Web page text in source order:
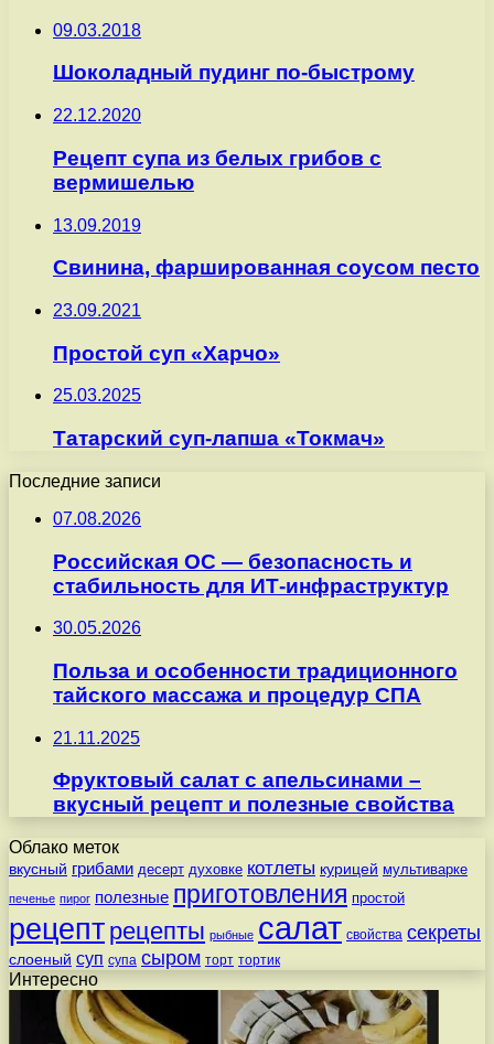
09.03.2018
Шоколадный пудинг по-быстрому
22.12.2020
Рецепт супа из белых грибов с
вермишелью
13.09.2019
Свинина, фаршированная соусом песто
23.09.2021
Простой суп «Харчо»
25.03.2025
Татарский суп-лапша «Токмач»
Последние записи
07.08.2026
Российская ОС — безопасность и
стабильность для ИТ-инфраструктур
30.05.2026
Польза и особенности традиционного
тайского массажа и процедур СПА
21.11.2025
Фруктовый салат с апельсинами –
вкусный рецепт и полезные свойства
Облако меток
вкусный грибами десерт духовке котлеты курицей мультиварке
печенье пирог полезные приготовления простой
рецепт рецепты рыбные салат свойства секреты
слоеный суп супа сыром торт тортик
Интересно